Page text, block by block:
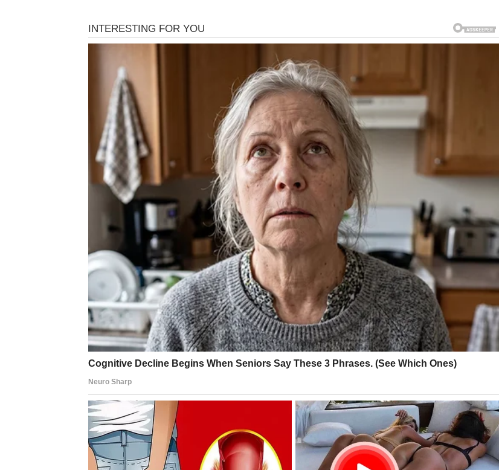
Za zauzete Vage, kraj meseca donosi razgovore koji menjaju dinamiku veze. Iznenađenje može biti
dolazi trenutak istine – ili se uspostavlja nova ravnoteža, ili vi shvatate da je vreme da se povučete
sa dostojanstvom.
Vage koje su dugo bile rastrzane između srca i razuma sada dobijaju odgovor koji ih smiruje.
Posao i ambicije – prilika kroz saradnju
Na poslovnom planu, iznenađenja dolaze kroz saradnju, dogovor ili ponudu koja zahteva brzu, ali
promišljenu odluku. Moguće je da vas neko preporuči, uključi u projekat ili ponudi ulogu koja vam
donosi veću vidljivost. Vaša diplomatska priroda sada dolazi do izražaja.
Ako ste nezadovoljni trenutnom situacijom, kraj meseca donosi priliku da promenite pravac bez
konflikta. Vage sada biraju pametno – ne sagorevaju mostove, već prelaze na stabilniju obalu.
Finansije – balans se vraća
Finansijski, iznenađenja su vezana za stabilizaciju. To može biti rešavanje dugova, povoljan
dogovor ili neočekivana pomoć. Iako možda nije reč o velikom dobitku, osećaj kontrole i mira ima
veliku vrednost.
sigurnost. Izbegavajte impulsivne troškove – sada se isplati mudrost.